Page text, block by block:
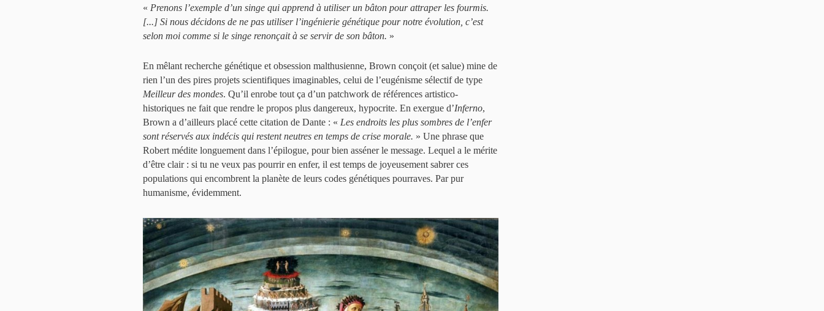
« Prenons l’exemple d’un singe qui apprend à utiliser un bâton pour attraper les fourmis.
[...] Si nous décidons de ne pas utiliser l’ingénierie génétique pour notre évolution, c’est
selon moi comme si le singe renonçait à se servir de son bâton. »
En mêlant recherche génétique et obsession malthusienne, Brown conçoit (et salue) mine de
rien l’un des pires projets scientifiques imaginables, celui de l’eugénisme sélectif de type
Meilleur des mondes. Qu’il enrobe tout ça d’un patchwork de références artistico-
historiques ne fait que rendre le propos plus dangereux, hypocrite. En exergue d’Inferno,
Brown a d’ailleurs placé cette citation de Dante : « Les endroits les plus sombres de l’enfer
sont réservés aux indécis qui restent neutres en temps de crise morale. » Une phrase que
Robert médite longuement dans l’épilogue, pour bien asséner le message. Lequel a le mérite
d’être clair : si tu ne veux pas pourrir en enfer, il est temps de joyeusement sabrer ces
populations qui encombrent la planète de leurs codes génétiques pourraves. Par pur
humanisme, évidemment.